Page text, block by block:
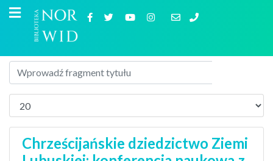
Chrześcijańskie dziedzictwo Ziemi